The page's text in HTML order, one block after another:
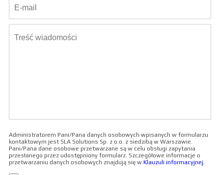
Administratorem Pani/Pana danych osobowych wpisanych w formularzu
kontaktowym jest SLA Solutions Sp. z o.o. z siedzibą w Warszawie.
Pani/Pana dane osobowe przetwarzane są w celu obsługi zapytania
przesłanego przez udostępniony formularz. Szczegółowe informacje o
przetwarzaniu danych osobowych znajdują się w Klauzuli informacyjnej.